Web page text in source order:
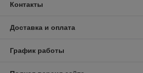
Контакты
Доставка и оплата
График работы